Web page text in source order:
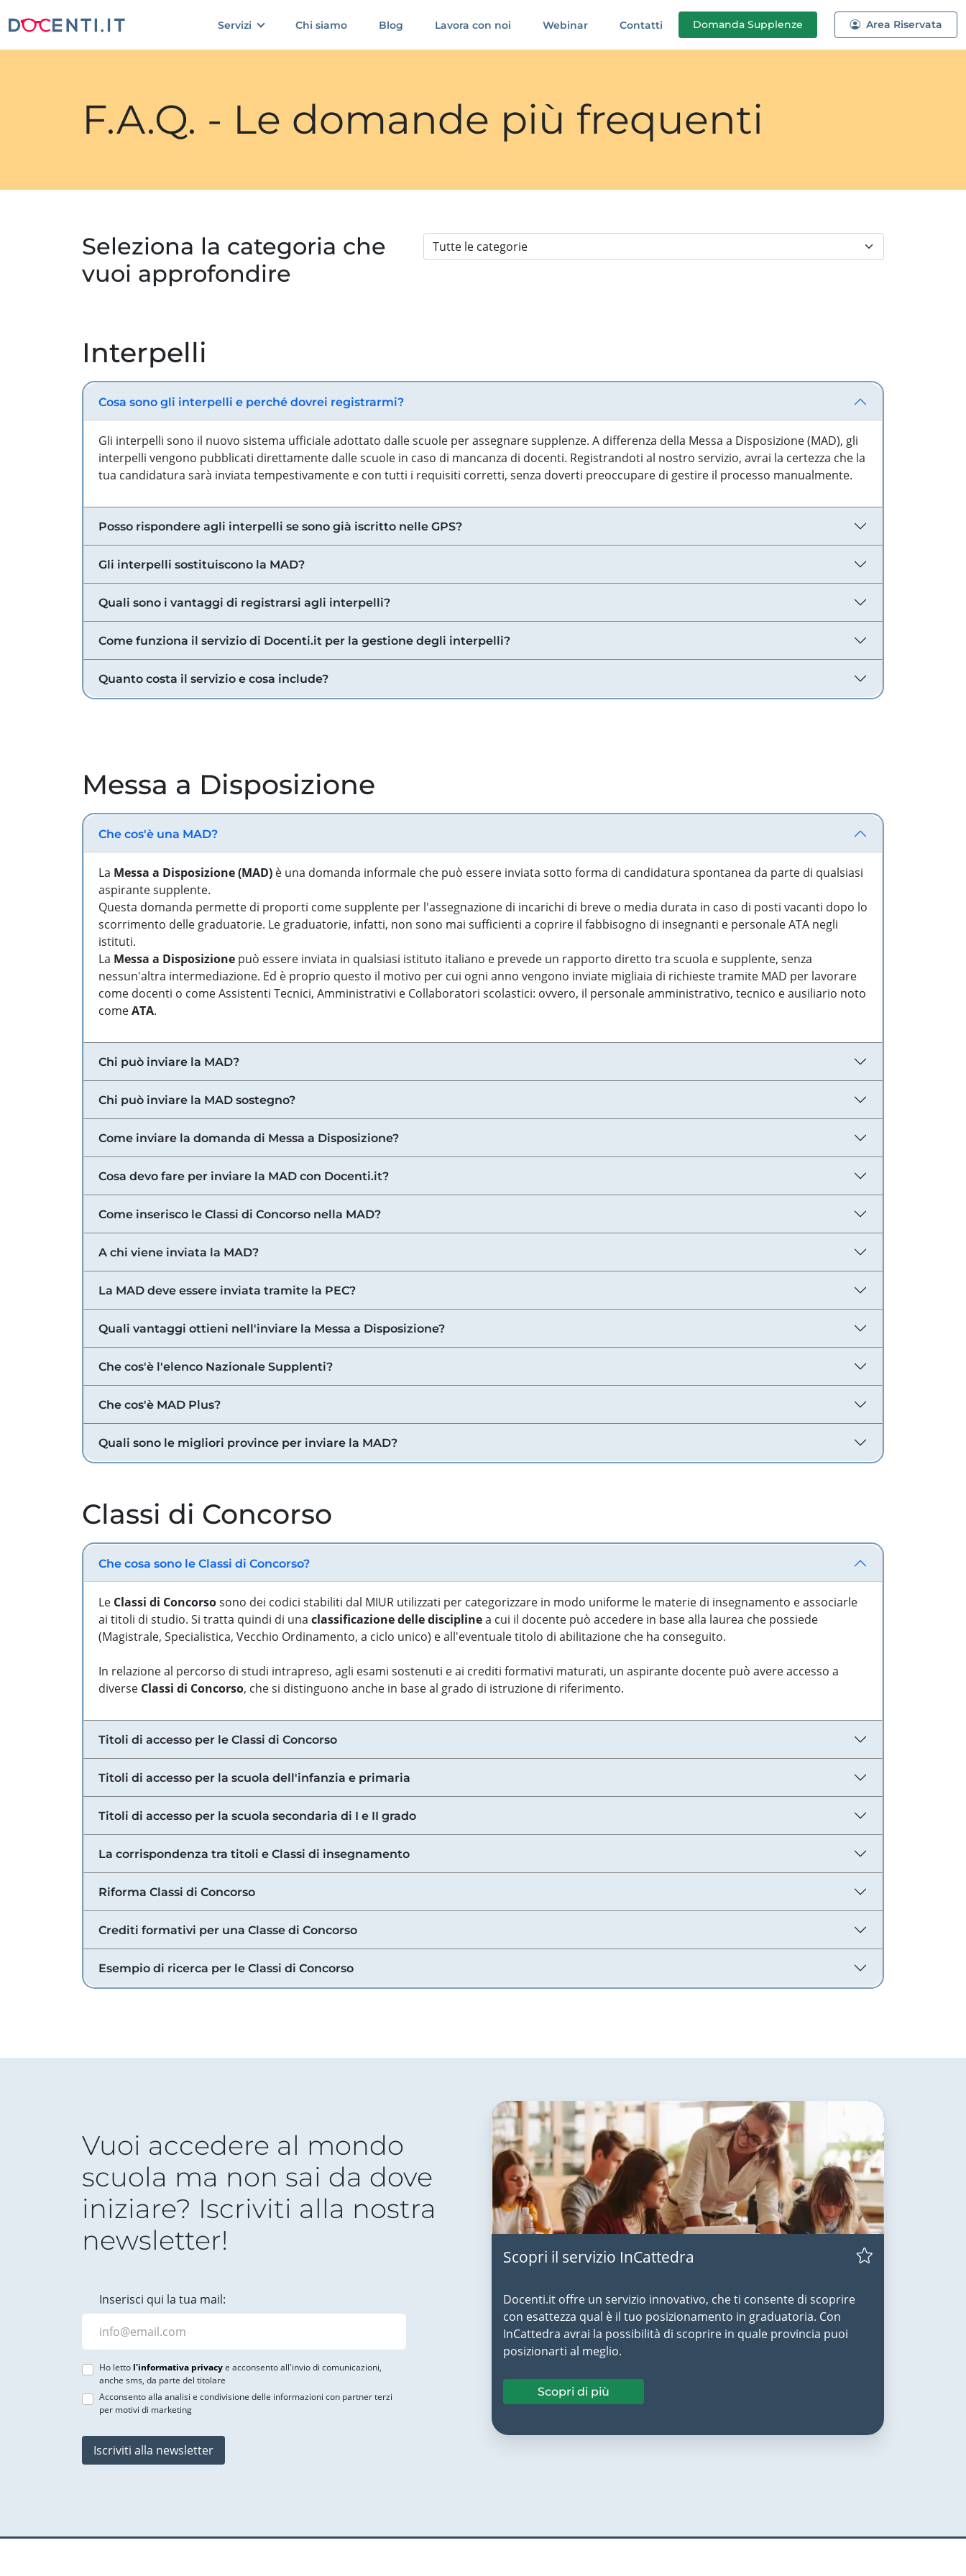
Servizi Chi siamo Blog Lavora con noi Webinar Contatti Domanda Supplenze Area Riservata
F.A.Q. - Le domande più frequenti
Seleziona la categoria che
vuoi approfondire
Interpelli
Cosa sono gli interpelli e perché dovrei registrarmi?
Gli interpelli sono il nuovo sistema ufficiale adottato dalle scuole per assegnare supplenze. A differenza della Messa a Disposizione (MAD), gli
interpelli vengono pubblicati direttamente dalle scuole in caso di mancanza di docenti. Registrandoti al nostro servizio, avrai la certezza che la
tua candidatura sarà inviata tempestivamente e con tutti i requisiti corretti, senza doverti preoccupare di gestire il processo manualmente.
Posso rispondere agli interpelli se sono già iscritto nelle GPS?
Gli interpelli sostituiscono la MAD?
Quali sono i vantaggi di registrarsi agli interpelli?
Come funziona il servizio di Docenti.it per la gestione degli interpelli?
Quanto costa il servizio e cosa include?
Messa a Disposizione
Che cos'è una MAD?
La Messa a Disposizione (MAD) è una domanda informale che può essere inviata sotto forma di candidatura spontanea da parte di qualsiasi
aspirante supplente.
Questa domanda permette di proporti come supplente per l'assegnazione di incarichi di breve o media durata in caso di posti vacanti dopo lo
scorrimento delle graduatorie. Le graduatorie, infatti, non sono mai sufficienti a coprire il fabbisogno di insegnanti e personale ATA negli
istituti.
La Messa a Disposizione può essere inviata in qualsiasi istituto italiano e prevede un rapporto diretto tra scuola e supplente, senza
nessun'altra intermediazione. Ed è proprio questo il motivo per cui ogni anno vengono inviate migliaia di richieste tramite MAD per lavorare
come docenti o come Assistenti Tecnici, Amministrativi e Collaboratori scolastici: ovvero, il personale amministrativo, tecnico e ausiliario noto
comeATA.
Chi può inviare la MAD?
Chi può inviare la MAD sostegno?
Come inviare la domanda di Messa a Disposizione?
Cosa devo fare per inviare la MAD con Docenti.it?
Come inserisco le Classi di Concorso nella MAD?
A chi viene inviata la MAD?
La MAD deve essere inviata tramite la PEC?
Quali vantaggi ottieni nell'inviare la Messa a Disposizione?
Che cos'è l'elenco Nazionale Supplenti?
Che cos'è MAD Plus?
Quali sono le migliori province per inviare la MAD?
Classi di Concorso
Che cosa sono le Classi di Concorso?
Le Classi di Concorsosono dei codici stabiliti dal MIUR utilizzati per categorizzare in modo uniforme le materie di insegnamento e associarle
ai titoli di studio. Si tratta quindi di una classificazione delle disciplinea cui il docente può accedere in base alla laurea che possiede
(Magistrale, Specialistica, Vecchio Ordinamento, a ciclo unico) e all'eventuale titolo di abilitazione che ha conseguito.
In relazione al percorso di studi intrapreso, agli esami sostenuti e ai crediti formativi maturati, un aspirante docente può avere accesso a
diverse Classi di Concorso, che si distinguono anche in base al grado di istruzione di riferimento.
Titoli di accesso per le Classi di Concorso
Titoli di accesso per la scuola dell'infanzia e primaria
Titoli di accesso per la scuola secondaria di I e II grado
La corrispondenza tra titoli e Classi di insegnamento
Riforma Classi di Concorso
Crediti formativi per una Classe di Concorso
Esempio di ricerca per le Classi di Concorso
Vuoi accedere al mondo
scuola ma non sai da dove
iniziare? Iscriviti alla nostra
newsletter!
Inserisci qui la tua mail:
Ho letto l'informativa privacye acconsento all'invio di comunicazioni,
anche sms, da parte del titolare
Acconsento alla analisi e condivisione delle informazioni con partner terzi
per motivi di marketing
Iscriviti alla newsletter
Scopri il servizio InCattedra
Docenti.it offre un servizio innovativo, che ti consente di scoprire
con esattezza qual è il tuo posizionamento in graduatoria. Con
InCattedra avrai la possibilità di scoprire in quale provincia puoi
posizionarti al meglio.
Scopri di più